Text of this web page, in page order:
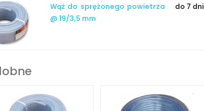
Wąż do sprężonego powietrza
@ 19/3,5 mm
do 7 dni